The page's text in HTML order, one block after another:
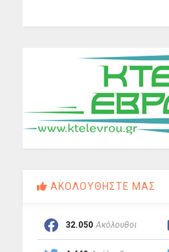
ΑΚΟΛΟΥΘΗΣΤΕ ΜΑΣ
32.050 Ακόλουθοι